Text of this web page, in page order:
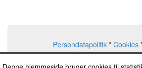
Persondatapolitik * Cookies
Copyright © 2026, Typehuse.dk. Alle
2016-04-16